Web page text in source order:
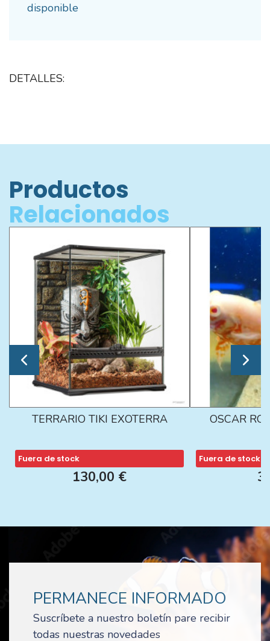
disponible
DETALLES:
Productos
Relacionados
TERRARIO TIKI EXOTERRA
Fuera de stock
130,00 €
OSCAR
Fuera de stock
PERMANECE INFORMADO
Suscríbete a nuestro boletín pare recibir
todas nuestras novedades